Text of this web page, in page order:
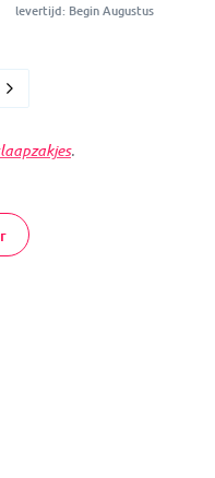
levertijd: Begin Augustus
.
heeft slaapzakken voor je
printjes en maten. Ook